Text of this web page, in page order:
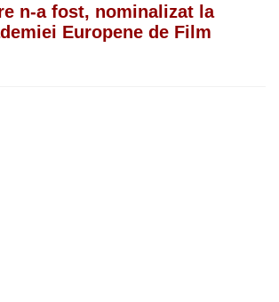
n-a fost, nominalizat la
Europene de Film